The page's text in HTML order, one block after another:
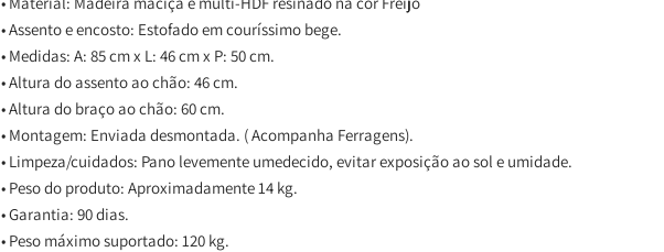
• Assento e encosto: Estofado em couríssimo bege.
• Medidas:A: 85 cm x L: 46 cm x P: 50 cm.
• Altura do assento ao chão: 46 cm.
• Altura do braço ao chão: 60 cm.
• Montagem: Enviada desmontada. ( Acompanha Ferragens).
• Limpeza/cuidados: Pano levemente umedecido, evitar exposição ao sol e umidade.
• Peso do produto: Aproximadamente 14 kg.
• Garantia: 90 dias.
• Peso máximo suportado: 120 kg.